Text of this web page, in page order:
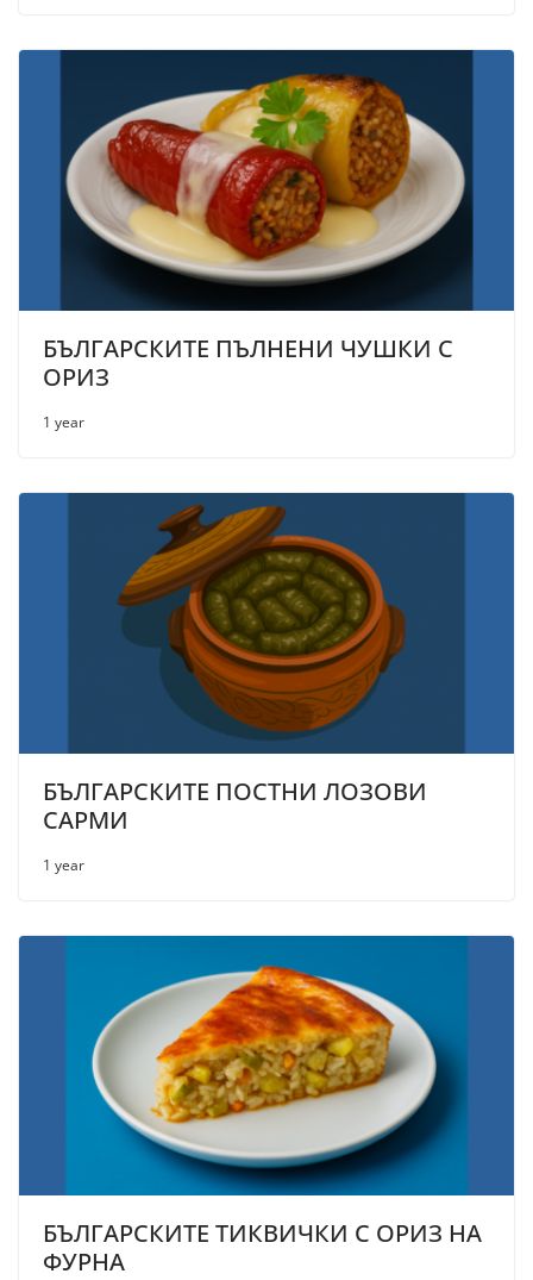
БЪЛГАРСКИТЕ ПЪЛНЕНИ ЧУШКИ С
ОРИЗ
1 year
БЪЛГАРСКИТЕ ПОСТНИ ЛОЗОВИ
САРМИ
1 year
БЪЛГАРСКИТЕ ТИКВИЧКИ С ОРИЗ НА
ФУРНА